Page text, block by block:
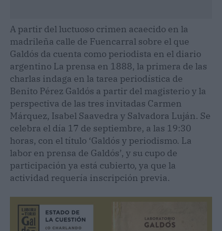
A partir del luctuoso crimen acaecido en la
madrileña calle de Fuencarral sobre el que
Galdós da cuenta como periodista en el diario
argentino La prensa en 1888, la primera de las
charlas indaga en la tarea periodística de
Benito Pérez Galdós a partir del magisterio y la
perspectiva de las tres invitadas Carmen
Márquez, Isabel Saavedra y Salvadora Luján. Se
celebra el día 17 de septiembre, a las 19:30
horas, con el título ‘Galdós y periodismo. La
labor en prensa de Galdós’, y su cupo de
participación ya está cubierto, ya que la
actividad requería inscripción previa.